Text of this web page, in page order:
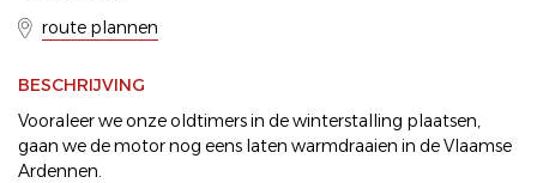
route plannen
BESCHRIJVING
Vooraleer we onze oldtimers in de winterstalling plaatsen,
gaan we de motor nog eens laten warmdraaien in de Vlaamse
Ardennen.